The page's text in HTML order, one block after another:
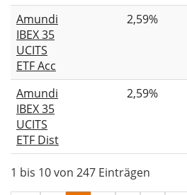
Amundi
IBEX 35
UCITS
ETF Acc
2,59%
Amundi
IBEX 35
UCITS
ETF Dist
2,59%
1 bis 10 von 247 Einträgen